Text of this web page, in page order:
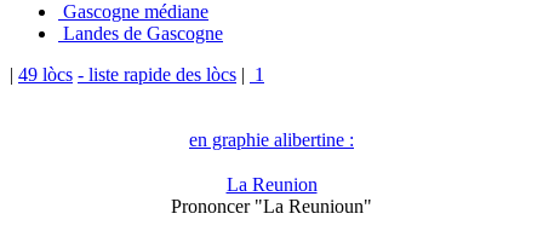
Gascogne médiane
Landes de Gascogne
| 49 lòcs - liste rapide des lòcs | 1
en graphie alibertine :
La Reunion
Prononcer "La Reunioun"